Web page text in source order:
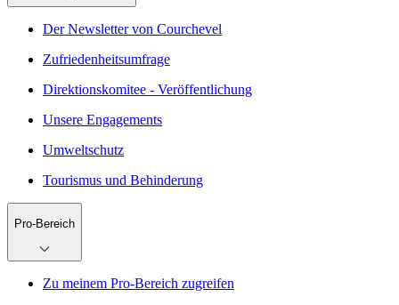
Der Newsletter von Courchevel
Zufriedenheitsumfrage
Direktionskomitee - Veröffentlichung
Unsere Engagements
Umweltschutz
Tourismus und Behinderung
Pro-Bereich
Zu meinem Pro-Bereich zugreifen